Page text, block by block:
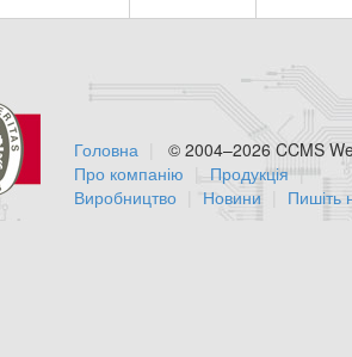
© 2004–2026 CCMS
Головна
Про компанію
Продукція
Виробництво
Новини Пишіть